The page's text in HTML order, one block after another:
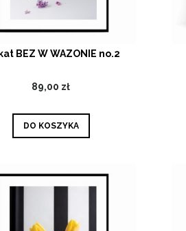
BEZ W WAZONIE no.2
89,00 zł
DO KOSZYKA